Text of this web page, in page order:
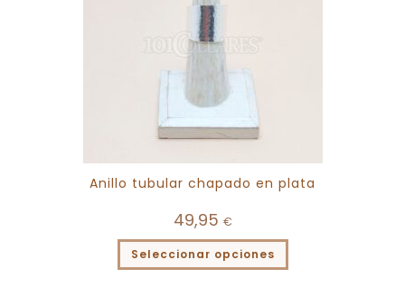
Anillo tubular chapado en plata
49,95 €
Seleccionar opciones